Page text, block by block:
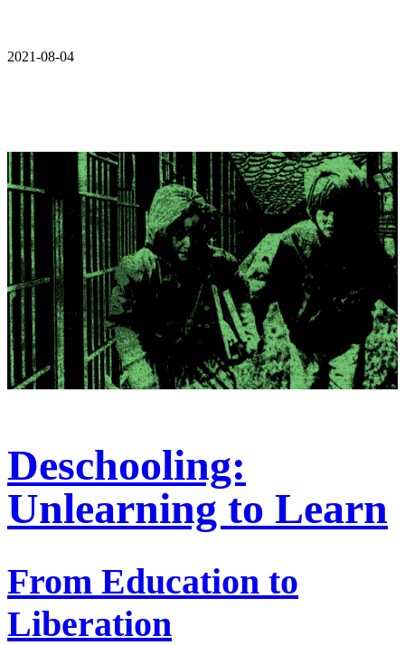
2021-08-04
Deschooling:
Unlearning to Learn
From Education to
Liberation